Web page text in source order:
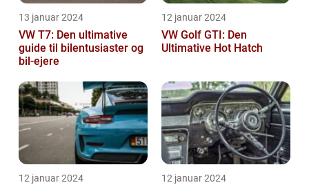
13 januar 2024
VW T7: Den ultimative
guide til bilentusiaster og
bil-ejere
12 januar 2024
VW Golf GTI: Den
Ultimative Hot Hatch
12 januar 2024 12 januar 2024